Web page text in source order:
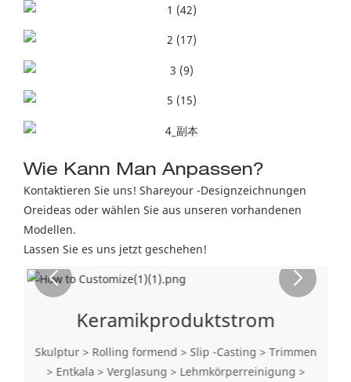
Wie Kann Man Anpassen?
Kontaktieren Sie uns! Shareyour -Designzeichnungen
Oreideas oder wählen Sie aus unseren vorhandenen
Modellen.
Lassen Sie es uns jetzt geschehen!
Keramikproduktstrom
Skulptur > Rolling formend > Slip -Casting > Trimmen
> Entkala > Verglasung > Lehmkörperreinigung >